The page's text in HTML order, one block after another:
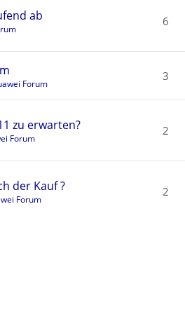
ab 6
Forum
3
zu erwarten?
Forum
2
der Kauf ?
Forum
2